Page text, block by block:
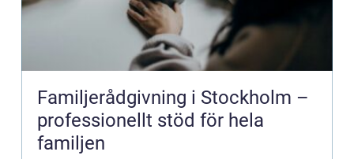
Familjerådgivning i Stockholm –
professionellt stöd för hela
familjen